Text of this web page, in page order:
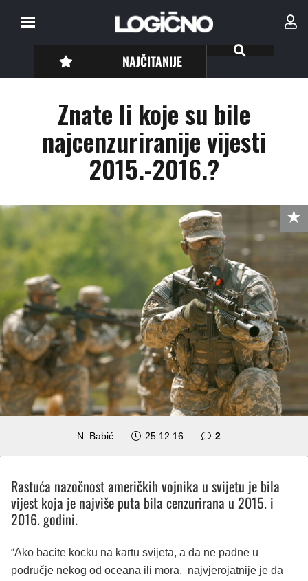
NAJČITANIJE
Znate li koje su bile
najcenzuriranije vijesti
2015.-2016.?
N. Babić 25.12.16 2komentara
Rastuća nazočnost američkih vojnika u svijetu je bila
vijest koja je najviše puta bila cenzurirana u 2015. i
2016. godini.
“Ako bacite kocku na kartu svijeta, a da ne padne u
područje nekog od oceana ili mora, najvjerojatnije je da